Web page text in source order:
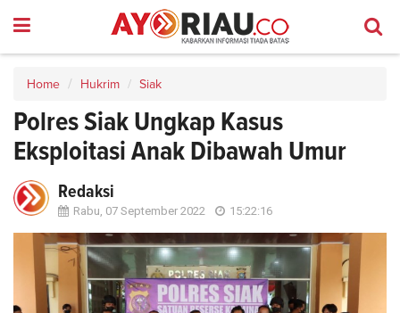
Home Hukrim Siak
Polres Siak Ungkap Kasus
Eksploitasi Anak Dibawah Umur
Redaksi
Rabu, 07 September 2022 15:22:16